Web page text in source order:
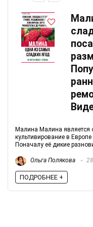
Малина Малина является
культивирование в
Поначалу её дикие
Ольга Полякова
ПОДРОБНЕЕ +